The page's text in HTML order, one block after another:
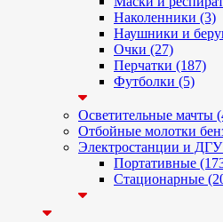
Наколенники (3)
Наушники и
Очки (27)
Перчатки (187)
Футболки (5)
Осветительные мачты
Отбойные молотки
Электростанции и
Портативные
Стационарные